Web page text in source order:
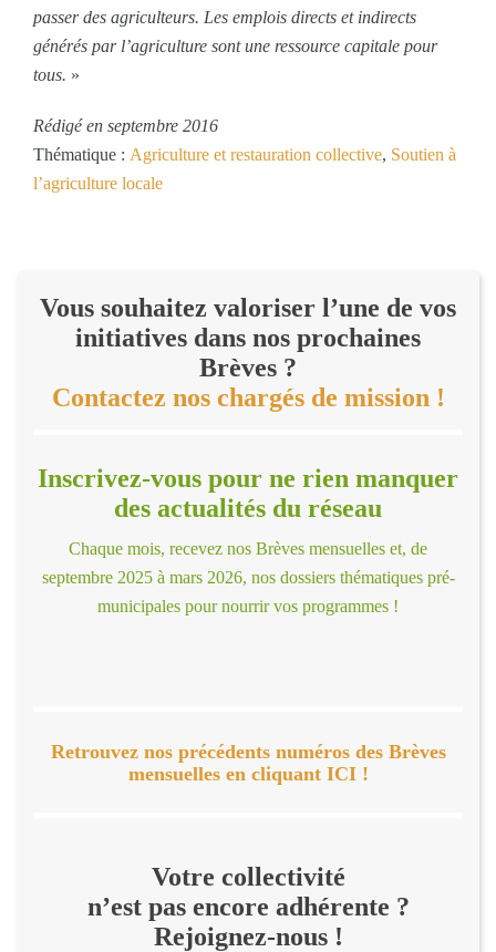
passer des agriculteurs. Les emplois directs et indirects
générés par l’agriculture sont une ressource capitale pour
tous. »
Rédigé en septembre 2016
Thématique : Agriculture et restauration collective, Soutien à
l’agriculture locale
Vous souhaitez valoriser l’une de vos
initiatives dans nos prochaines
Brèves ?
Contactez nos chargés de mission !
Inscrivez-vous pour ne rien manquer
des actualités du réseau
Chaque mois, recevez nos Brèves mensuelles et, de
septembre 2025 à mars 2026, nos dossiers thématiques pré-
municipales pour nourrir vos programmes !
Retrouvez nos précédents numéros des Brèves
mensuelles en cliquant ICI !
Votre collectivité
n’est pas encore adhérente ?
Rejoignez-nous !